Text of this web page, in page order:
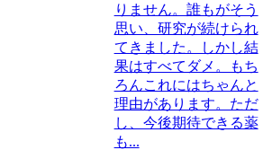
りません。誰もがそう
思い、研究が続けられ
てきました。しかし結
果はすべてダメ。もち
ろんこれにはちゃんと
理由があります。ただ
し、今後期待できる薬
も...